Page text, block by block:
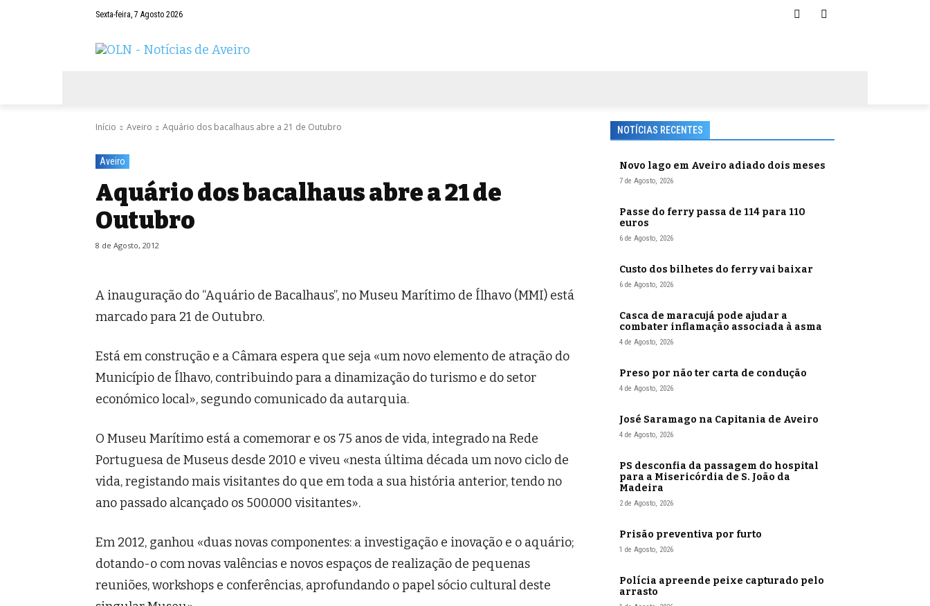
Sexta-feira, 7 Agosto 2026
Início Aveiro Aquário dos bacalhaus abre a 21 de Outubro
Aveiro
Aquário dos bacalhaus abre a 21 de
Outubro
8 de Agosto, 2012
A inauguração do “Aquário de Bacalhaus”, no Museu Marítimo de Ílhavo (MMI) está
marcado para 21 de Outubro.
Está em construção e a Câmara espera que seja «um novo elemento de atração do
Município de Ílhavo, contribuindo para a dinamização do turismo e do setor
económico local», segundo comunicado da autarquia.
O Museu Marítimo está a comemorar e os 75 anos de vida, integrado na Rede
Portuguesa de Museus desde 2010 e viveu «nesta última década um novo ciclo de
vida, registando mais visitantes do que em toda a sua história anterior, tendo no
ano passado alcançado os 500.000 visitantes».
Em 2012, ganhou «duas novas componentes: a investigação e inovação e o aquário;
dotando-o com novas valências e novos espaços de realização de pequenas
reuniões, workshops e conferências, aprofundando o papel sócio cultural deste
NOTÍCIAS RECENTES
Novo lago em Aveiro adiado dois meses
7 de Agosto, 2026
Passe do ferry passa de 114 para 110
euros
6 de Agosto, 2026
Custo dos bilhetes do ferry vai baixar
6 de Agosto, 2026
Casca de maracujá pode ajudar a
combater inflamação associada à asma
4 de Agosto, 2026
Preso por não ter carta de condução
4 de Agosto, 2026
José Saramago na Capitania de Aveiro
4 de Agosto, 2026
PS desconfia da passagem do hospital
para a Misericórdia de S. João da
Madeira
2 de Agosto, 2026
Prisão preventiva por furto
1 de Agosto, 2026
Polícia apreende peixe capturado pelo
arrasto